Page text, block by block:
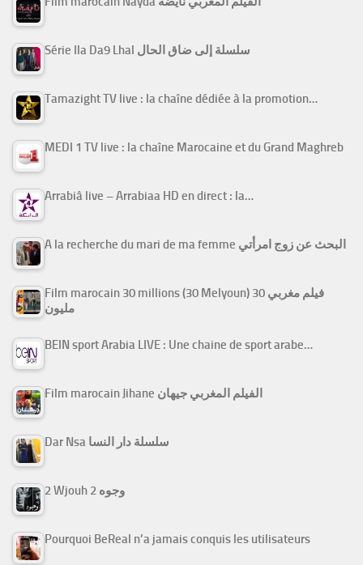
Série Ila Da9 Lhal سلسلة إلى ضاق الحال
Tamazight TV live : la chaîne dédiée à la promotion…
MEDI 1 TV live : la chaîne Marocaine et du Grand Maghreb
Arrabiâ live – Arrabiaa HD en direct : la…
A la recherche du mari de ma femme البحث عن زوج امرأتي
Film marocain 30 millions (30 Melyoun) فيلم مغربي 30
مليون
BEIN sport Arabia LIVE : Une chaine de sport arabe…
Film marocain Jihane الفيلم المغربي جيهان
Dar Nsa سلسلة دار النسا
2 Wjouh 2 وجوه
Pourquoi BeReal n’a jamais conquis les utilisateurs